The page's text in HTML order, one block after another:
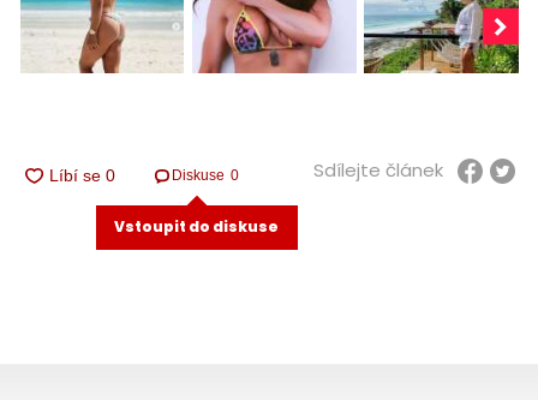
Diskuse 0
Vstoupit do diskuse
Sdílejte článek